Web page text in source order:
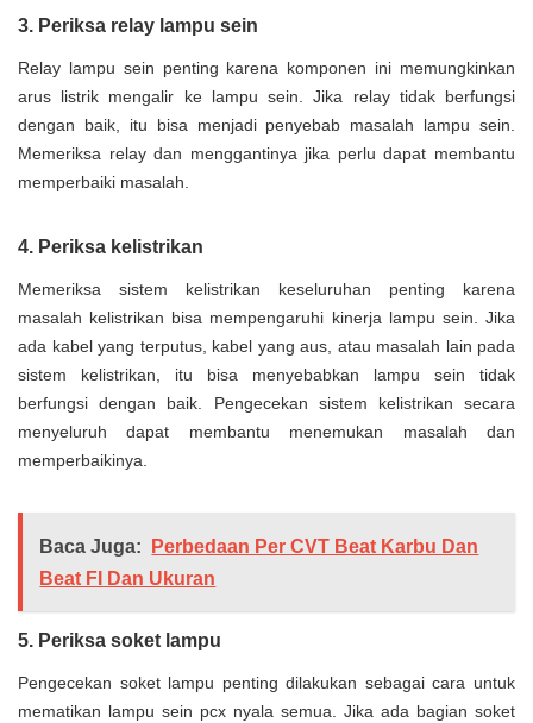
3. Periksa relay lampu sein
Relay lampu sein penting karena komponen ini memungkinkan
arus listrik mengalir ke lampu sein. Jika relay tidak berfungsi
dengan baik, itu bisa menjadi penyebab masalah lampu sein.
Memeriksa relay dan menggantinya jika perlu dapat membantu
memperbaiki masalah.
4. Periksa kelistrikan
Memeriksa sistem kelistrikan keseluruhan penting karena
masalah kelistrikan bisa mempengaruhi kinerja lampu sein. Jika
ada kabel yang terputus, kabel yang aus, atau masalah lain pada
sistem kelistrikan, itu bisa menyebabkan lampu sein tidak
berfungsi dengan baik. Pengecekan sistem kelistrikan secara
menyeluruh dapat membantu menemukan masalah dan
memperbaikinya.
Baca Juga:
Perbedaan Per CVT Beat Karbu Dan
Beat FI Dan Ukuran
5. Periksa soket lampu
Pengecekan soket lampu penting dilakukan sebagai cara untuk
mematikan lampu sein pcx nyala semua. Jika ada bagian soket